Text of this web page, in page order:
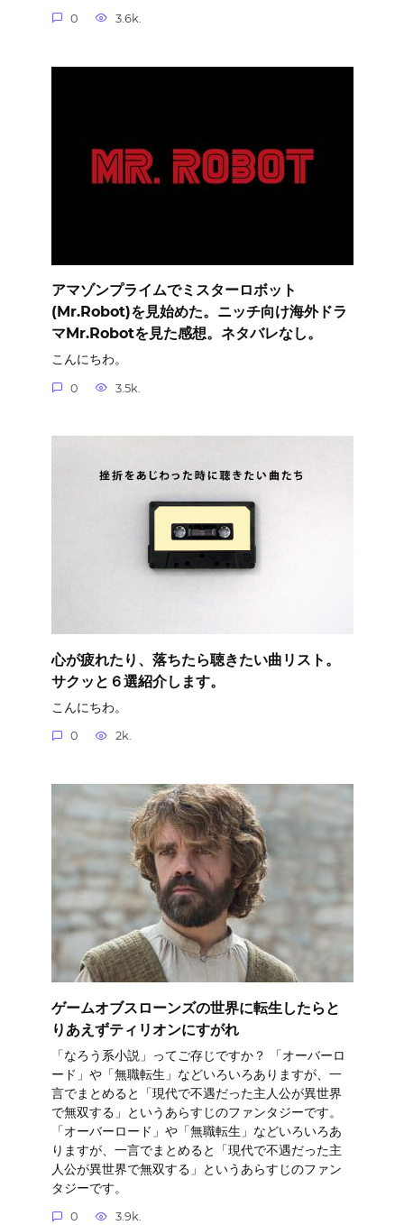
0 3.6k.
アマゾンプライムでミスターロボット
(Mr.Robot)を見始めた。ニッチ向け海外ドラ
マMr.Robotを見た感想。ネタバレなし。
こんにちわ。
0 3.5k.
心が疲れたり、落ちたら聴きたい曲リスト。
サクッと６選紹介します。
こんにちわ。
0 2k.
ゲームオブスローンズの世界に転生したらと
りあえずティリオンにすがれ
「なろう系小説」ってご存じですか？ 「オーバーロ
ード」や「無職転生」などいろいろありますが、一
言でまとめると「現代で不遇だった主人公が異世界
で無双する」というあらすじのファンタジーです。
「オーバーロード」や「無職転生」などいろいろあ
りますが、一言でまとめると「現代で不遇だった主
人公が異世界で無双する」というあらすじのファン
タジーです。
0 3.9k.